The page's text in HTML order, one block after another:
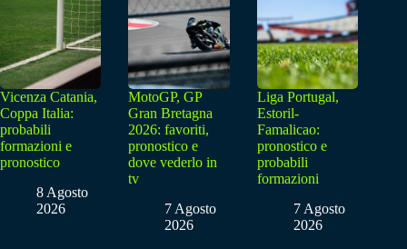
Vicenza Catania,
Coppa Italia:
probabili
formazioni e
pronostico
8 Agosto
2026
MotoGP, GP
Gran Bretagna
2026: favoriti,
pronostico e
dove vederlo in
tv
7 Agosto
2026
Liga Portugal,
Estoril-
Famalicao:
pronostico e
probabili
formazioni
7 Agosto
2026